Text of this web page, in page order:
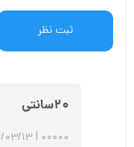
ثبت نظر
۲۰سانتی
۰۰۰۰۰ | ۰۲/